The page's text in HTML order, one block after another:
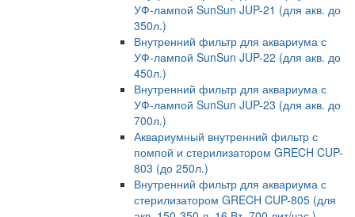
УФ-лампой SunSun JUP-21 (для акв. до
350л.)
Внутренний фильтр для аквариума с
УФ-лампой SunSun JUP-22 (для акв. до
450л.)
Внутренний фильтр для аквариума с
УФ-лампой SunSun JUP-23 (для акв. до
700л.)
Аквариумный внутренний фильтр с
помпой и стерилизатором GRECH CUP-
803 (до 250л.)
Внутренний фильтр для аквариума с
стерилизатором GRECH CUP-805 (для